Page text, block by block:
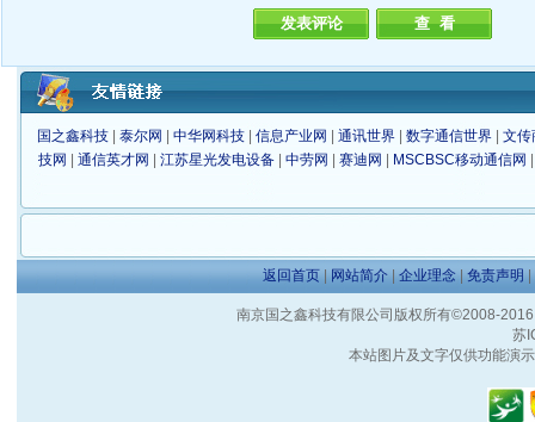
国之鑫科技 泰尔网 中华网科技 信息产业网 通讯世界 数字通信世界
文传
技网
通信英才网 江苏星光发电设备| 中劳网 赛迪网 MSCBSC移动通信网
返回首页| 网站简介 | 企业理念 | 免责声明 |
南京国之鑫科技有限公司版权所有©2008-
苏
本站图片及文字仅供功能演